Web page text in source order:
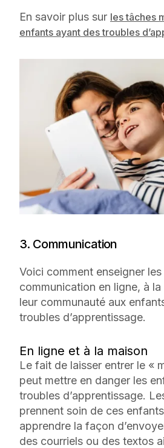
En savoir plus sur les tâches
enfants ayant des troubles
3. Communication
Voici comment enseigner
communication en ligne, à
leur communauté aux
troubles d’apprentissage.
En ligne et à la maison
Le fait de laisser entrer le «
peut mettre en danger les
troubles d’apprentissage.
prennent soin de ces
apprendre la façon
des courriels ou des textos